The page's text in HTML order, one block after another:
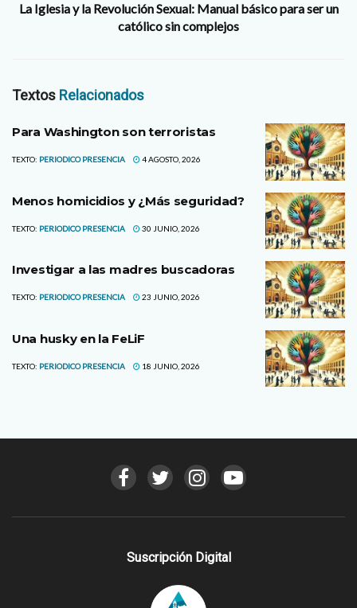
La Iglesia y la Revolución Sexual: Manual básico para ser un
católico sin complejos
Textos Relacionados
Para Washington son terroristas
TEXTO: PERIODICO PRESENCIA 4 AGOSTO, 2026
Menos homicidios y ¿Más seguridad?
TEXTO: PERIODICO PRESENCIA 30 JUNIO, 2026
Investigar a las madres buscadoras
TEXTO: PERIODICO PRESENCIA 23 JUNIO, 2026
Una husky en la FeLiF
TEXTO: PERIODICO PRESENCIA 18 JUNIO, 2026
Suscripción Digital